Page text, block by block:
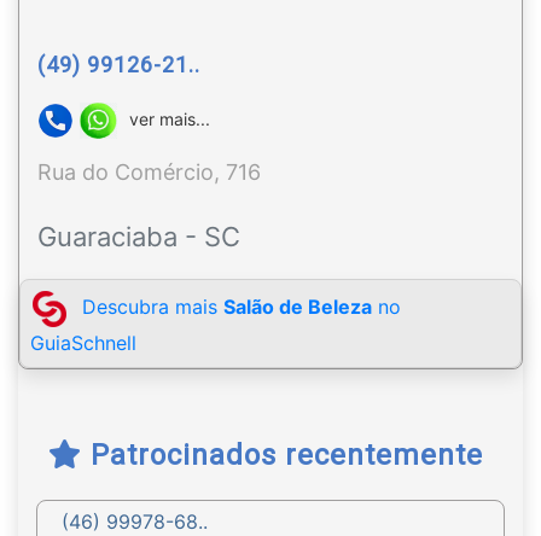
(49) 99126-21..
ver mais...
Rua do Comércio, 716
Guaraciaba - SC
Descubra mais Salão de Beleza no
GuiaSchnell
Patrocinados recentemente
(46) 99978-68..